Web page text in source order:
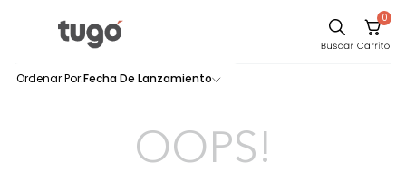
0
Fecha De Lanzamiento
0productos
OOPS!